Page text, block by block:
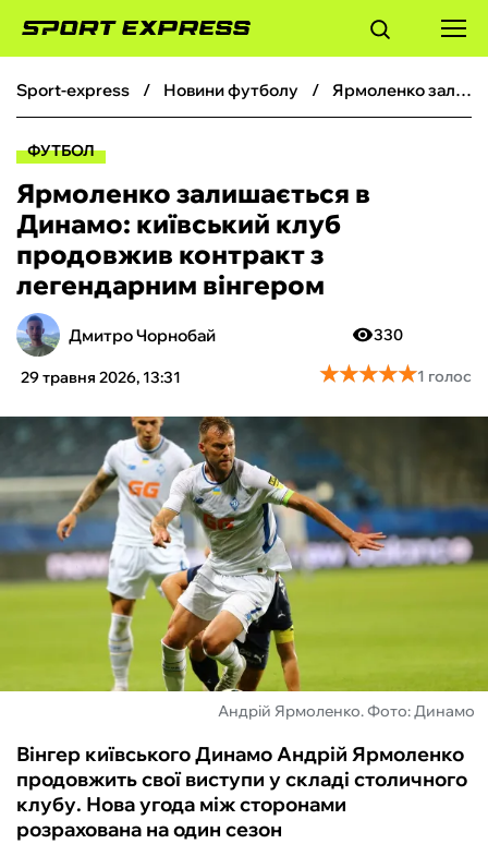
ФУТБОЛ
БОКС
ХОКЕЙ
ТЕНІС
КІБЕРСПОРТ
ЧС-2026
ФУТЗАЛ
ІНШІ
БУКМЕКЕРИ
sport-express новини футболу Ярмоленко залишається в Динамо: київський клуб продовжив контракт з легендарним вінгером
ФУТБОЛ
Ярмоленко залишається в
Динамо: київський клуб
продовжив контракт з
легендарним вінгером
Дмитро Чорнобай
29 травня 2026, 13:31
330
★★★★★
★★★★★1 голос
Андрій Ярмоленко. Фото: Динамо
Вінгер київського Динамо Андрій Ярмоленко
продовжить свої виступи у складі столичного
клубу. Нова угода між сторонами
розрахована на один сезон